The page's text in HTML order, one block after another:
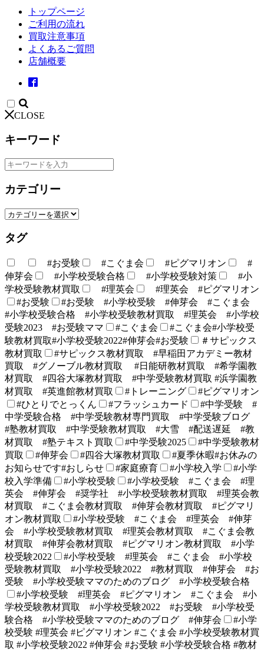
トップページ
ご利用の流れ
買取注意事項
よくあるご質問
店舗概要
CLOSE
キーワード
カテゴリー
タグ
#お受験 #こぐま会 #ピグマリオン
#
伸芽会
#小学校受験合格 #小学校受験対策
#小
学校受験教材買取
#理英会
#理英会 #ピグマリオン
#お受験
#お受験 #小学校受験 #伸芽会 #こぐま会
#小学校受験合格 #小学校受験教材買取 #理英会 #小学校
受験2023 #お受験ママ
#こぐま会
#こぐま会#小学校受
験教材買取#小学校受験2022#伸芽会#お受験
＃サピックス
教材買取
#サピックス教材買取 #早稲田アカデミー教材
買取 #グノーブル教材買取 #日能研教材買取 #希学園教
材買取 #四谷大塚教材買取 #中学受験教材買取 #浜学園教
材買取 #英進館教材買取
#トレーニング
#ピグマリオン
#ひとりでとっくん
#フラッシュカード
#中学受験 #
中学受験合格 #中学受験教材専門買取 #中学受験ブログ
#塾教材買取 #中学受験教材買取 #大雪 #配送遅延 #教
材買取 #塾テキスト買取
#中学受験2025
#中学受験教材
買取
#伸芽会 #四谷大塚教材買取
#夏季休暇#お休みの
お知らせです#おしらせ
#家庭療育 #小学校入学
#小学
校入学準備
#小学校受験
#小学校受験 #こぐま会 #理
英会 #伸芽会 #奨学社 #小学校受験教材買取 #理英会教
材買取 #こぐま会教材買取 #伸芽会教材買取 #ピグマリ
オン教材買取
#小学校受験 #こぐま会 #理英会 #伸芽
会 #小学校受験教材買取 #理英会教材買取 #こぐま会教
材買取 #伸芽会教材買取 #ピグマリオン教材買取 #小学
校受験2022
#小学校受験 #理英会 #こぐま会 #小学校
受験教材買取 #小学校受験2022 #教材買取 #伸芽会 #お
受験 #小学校受験ママのためのブログ #小学校受験合格
#小学校受験 #理英会 #ピグマリオン #こぐま会 #小
学校受験教材買取 #小学校受験2022 #お受験 #小学校受
験合格 #小学校受験ママのためのブログ #伸芽会
#小学
校受験 #理英会 #ピグマリオン #こぐま会 #小学校受験教材買
取 #小学校受験2022 #伸芽会 #お受験 #小学校受験合格 #教材